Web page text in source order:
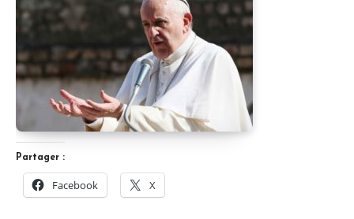
Partager :
Facebook X